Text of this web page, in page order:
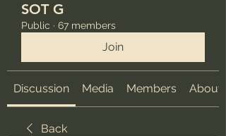
SOT G
Public · 67 members
Join
Discussion Media Members About
Back